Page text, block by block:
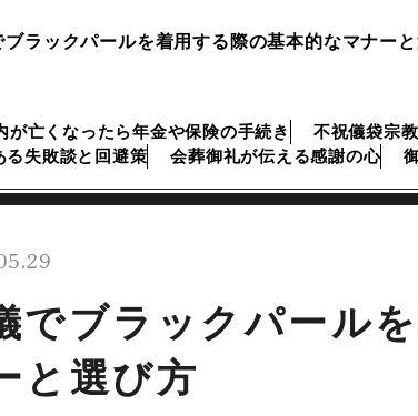
ブラックパールを着用する際の基本的なマナー
が亡くなったら年金や保険の手続き 不祝儀袋宗
る失敗談と回避策
会葬御礼が伝える感謝の心
でブラックパール
と選び方